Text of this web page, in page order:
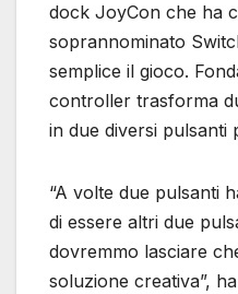
dock JoyCon che ha
soprannominato
semplice il gioco.
controller trasforma
in due diversi pulsanti
“A volte due pulsanti
di essere altri due
dovremmo lasciare
soluzione creativa”,